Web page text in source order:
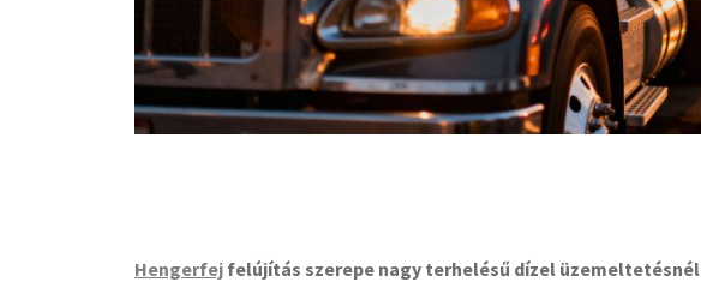
Hengerfej felújítás szerepe nagy terhelésű dízel üzemeltetésnél